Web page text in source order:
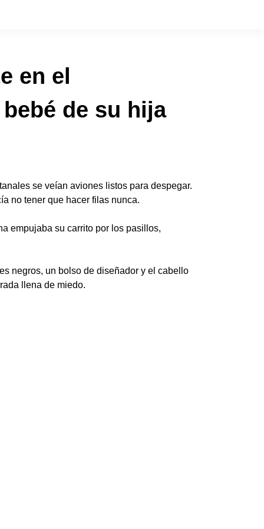
en el
de su hija
se veían aviones listos para despegar.
no tener que hacer filas nunca.
empujaba su carrito por los pasillos,
negros, un bolso de diseñador y el cabello
llena de miedo.